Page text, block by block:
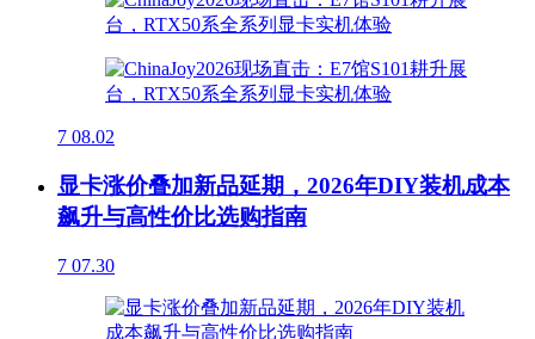
7 08.02
显卡涨价叠加新品延期，2026年DIY装机成本
飙升与高性价比选购指南
7 07.30